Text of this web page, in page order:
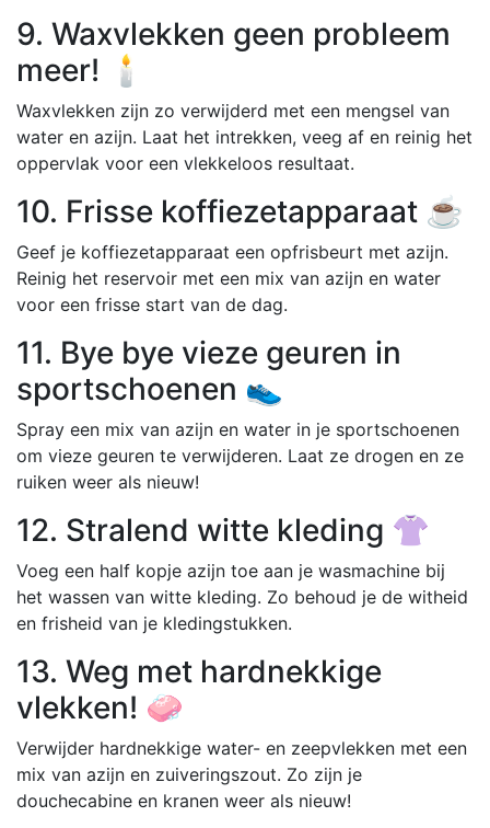
9. Waxvlekken geen probleem
meer! 🕯️
Waxvlekken zijn zo verwijderd met een mengsel van
water en azijn. Laat het intrekken, veeg af en reinig het
oppervlak voor een vlekkeloos resultaat.
10. Frisse koffiezetapparaat ☕
Geef je koffiezetapparaat een opfrisbeurt met azijn.
Reinig het reservoir met een mix van azijn en water
voor een frisse start van de dag.
11. Bye bye vieze geuren in
sportschoenen 👟
Spray een mix van azijn en water in je sportschoenen
om vieze geuren te verwijderen. Laat ze drogen en ze
ruiken weer als nieuw!
12. Stralend witte kleding 👚
Voeg een half kopje azijn toe aan je wasmachine bij
het wassen van witte kleding. Zo behoud je de witheid
en frisheid van je kledingstukken.
13. Weg met hardnekkige
vlekken! 🧼
Verwijder hardnekkige water- en zeepvlekken met een
mix van azijn en zuiveringszout. Zo zijn je
douchecabine en kranen weer als nieuw!